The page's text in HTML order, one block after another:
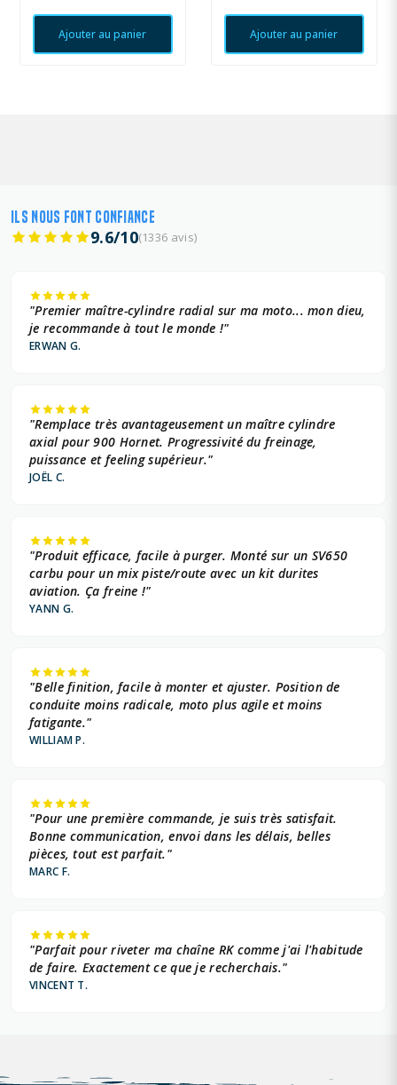
Ajouter au panier Ajouter au panier
ILS NOUS FONT CONFIANCE
9.6/10(1336 avis)
"Premier maître-cylindre radial sur ma moto... mon dieu,
je recommande à tout le monde !"
ERWAN G.
"Remplace très avantageusement un maître cylindre
axial pour 900 Hornet. Progressivité du freinage,
puissance et feeling supérieur."
JOËL C.
"Produit efficace, facile à purger. Monté sur un SV650
carbu pour un mix piste/route avec un kit durites
aviation. Ça freine !"
YANN G.
"Belle finition, facile à monter et ajuster. Position de
conduite moins radicale, moto plus agile et moins
fatigante."
WILLIAM P.
"Pour une première commande, je suis très satisfait.
Bonne communication, envoi dans les délais, belles
pièces, tout est parfait."
MARC F.
"Parfait pour riveter ma chaîne RK comme j'ai l'habitude
de faire. Exactement ce que je recherchais."
VINCENT T.